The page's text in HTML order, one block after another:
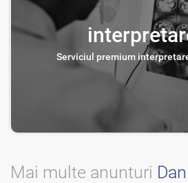
Serviciul premium
Mai multe anunturi